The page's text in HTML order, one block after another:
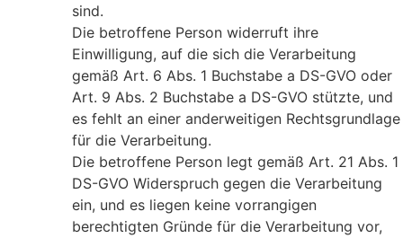
sind.
Die betroffene Person widerruft ihre
Einwilligung, auf die sich die Verarbeitung
gemäß Art. 6 Abs. 1 Buchstabe a DS-GVO oder
Art. 9 Abs. 2 Buchstabe a DS-GVO stützte, und
es fehlt an einer anderweitigen Rechtsgrundlage
für die Verarbeitung.
Die betroffene Person legt gemäß Art. 21 Abs. 1
DS-GVO Widerspruch gegen die Verarbeitung
ein, und es liegen keine vorrangigen
berechtigten Gründe für die Verarbeitung vor,